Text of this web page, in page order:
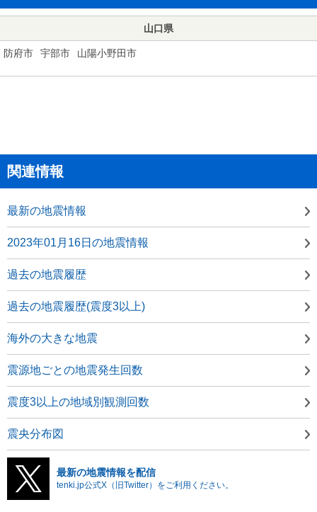
山口県
防府市 宇部市 山陽小野田市
関連情報
最新の地震情報
2023年01月16日の地震情報
過去の地震履歴
過去の地震履歴(震度3以上)
海外の大きな地震
震源地ごとの地震発生回数
震度3以上の地域別観測回数
震央分布図
最新の地震情報を配信
tenki.jp公式X（旧Twitter）をご利用ください。